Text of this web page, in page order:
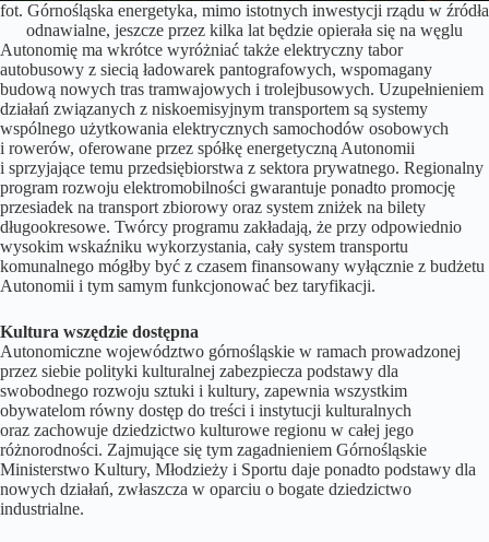
fot. Górnośląska energetyka, mimo istotnych inwestycji rządu w źródła
odnawialne, jeszcze przez kilka lat będzie opierała się na węglu
Autonomię ma wkrótce wyróżniać także elektryczny tabor
autobusowy z siecią ładowarek pantografowych, wspomagany
budową nowych tras tramwajowych i trolejbusowych. Uzupełnieniem
działań związanych z niskoemisyjnym transportem są systemy
wspólnego użytkowania elektrycznych samochodów osobowych
i rowerów, oferowane przez spółkę energetyczną Autonomii
i sprzyjające temu przedsiębiorstwa z sektora prywatnego. Regionalny
program rozwoju elektromobilności gwarantuje ponadto promocję
przesiadek na transport zbiorowy oraz system zniżek na bilety
długookresowe. Twórcy programu zakładają, że przy odpowiednio
wysokim wskaźniku wykorzystania, cały system transportu
komunalnego mógłby być z czasem finansowany wyłącznie z budżetu
Autonomii i tym samym funkcjonować bez taryfikacji.
Kultura wszędzie dostępna
Autonomiczne województwo górnośląskie w ramach prowadzonej
przez siebie polityki kulturalnej zabezpiecza podstawy dla
swobodnego rozwoju sztuki i kultury, zapewnia wszystkim
obywatelom równy dostęp do treści i instytucji kulturalnych
oraz zachowuje dziedzictwo kulturowe regionu w całej jego
różnorodności. Zajmujące się tym zagadnieniem Górnośląskie
Ministerstwo Kultury, Młodzieży i Sportu daje ponadto podstawy dla
nowych działań, zwłaszcza w oparciu o bogate dziedzictwo
industrialne.